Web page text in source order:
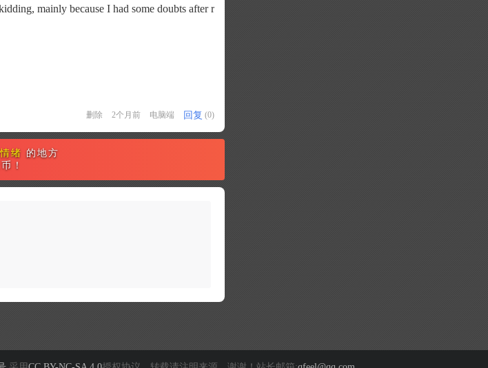
mainly because I had some doubts after r
删除 2个月前 电脑端 回复 (0)
绪 的地方
！